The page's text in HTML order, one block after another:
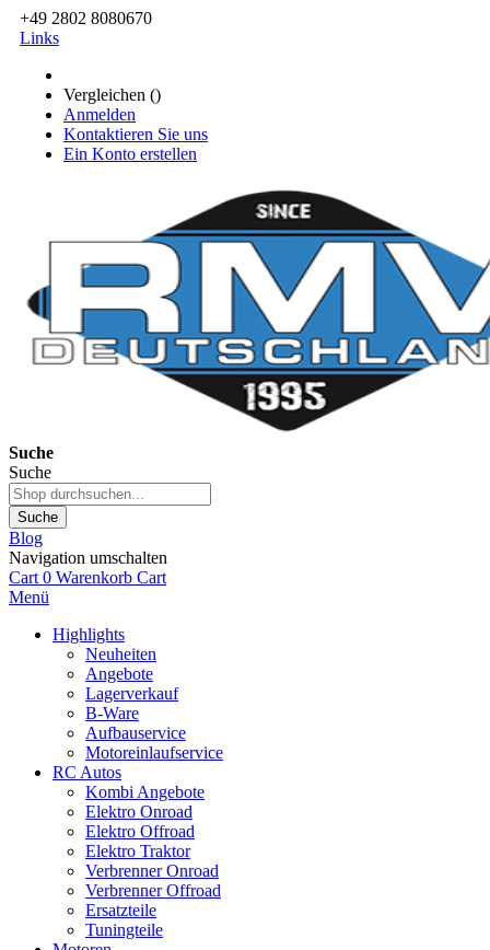
+49 2802 8080670
Links
Vergleichen ()
Anmelden
Kontaktieren Sie uns
Ein Konto erstellen
Suche
Suche
Suche
Blog
Navigation umschalten
Cart 0 Warenkorb Cart
Menü
Highlights
Neuheiten
Angebote
Lagerverkauf
B-Ware
Aufbauservice
Motoreinlaufservice
RC Autos
Kombi Angebote
Elektro Onroad
Elektro Offroad
Elektro Traktor
Verbrenner Onroad
Verbrenner Offroad
Ersatzteile
Tuningteile